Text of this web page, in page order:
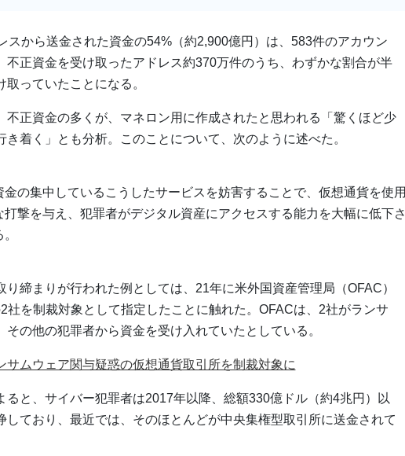
スから送金された資金の54%（約2,900億円）は、583件のアカウン
不正資金を受け取ったアドレス約370万件のうち、わずかな割合が半
っていたことになる。
不正資金の多くが、マネロン用に作成されたと思われる「驚くほど少
き着く」とも分析。このことについて、次のように述べた。
の集中しているこうしたサービスを妨害することで、仮想通貨を使用
打撃を与え、犯罪者がデジタル資産にアクセスする能力を大幅に低下さ
り締まりが行われた例としては、21年に米外国資産管理局（OFAC）
社を制裁対象として指定したことに触れた。OFACは、2社がランサ
その他の犯罪者から資金を受け入れていたとしている。
サムウェア関与疑惑の仮想通貨取引所を制裁対象に
ると、サイバー犯罪者は2017年以降、総額330億ドル（約4兆円）以
しており、最近では、そのほとんどが中央集権型取引所に送金されて